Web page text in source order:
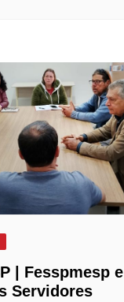
| Fesspmesp e
Servidores